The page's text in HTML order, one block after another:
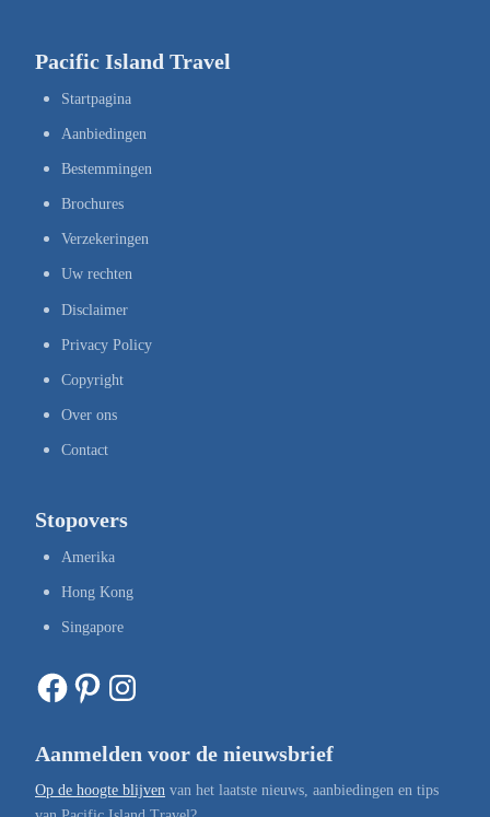
Pacific Island Travel
Startpagina
Aanbiedingen
Bestemmingen
Brochures
Verzekeringen
Uw rechten
Disclaimer
Privacy Policy
Copyright
Over ons
Contact
Stopovers
Amerika
Hong Kong
Singapore
Facebook Pinterest Instagram
Aanmelden voor de nieuwsbrief
Op de hoogte blijven van het laatste nieuws, aanbiedingen en tips